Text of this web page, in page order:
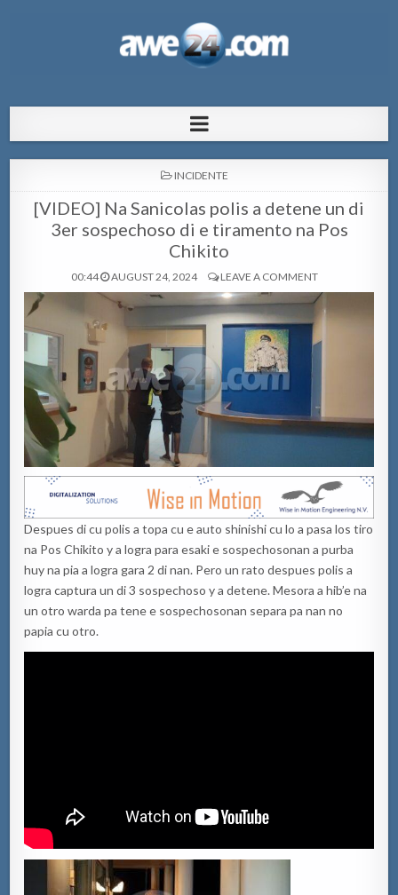
pa Aruba
POSTED
INCIDENTE
[VIDEO] Na Sanicolas polis a detene un di
3er sospechoso di e tiramento na Pos
Chikito
00:44 AUGUST 24, 2024 LEAVE A COMMENT
Despues di cu polis a topa cu e auto shinishi cu lo a pasa los tiro
na Pos Chikito y a logra para esaki e sospechosonan a purba
huy na pia a logra gara 2 di nan. Pero un rato despues polis a
logra captura un di 3 sospechoso y a detene. Mesora a hib’e na
un otro warda pa tene e sospechosonan separa pa nan no
papia cu otro.